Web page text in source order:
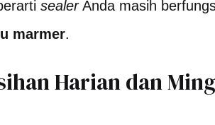
sealerAnda masih
marmer.
Harian dan